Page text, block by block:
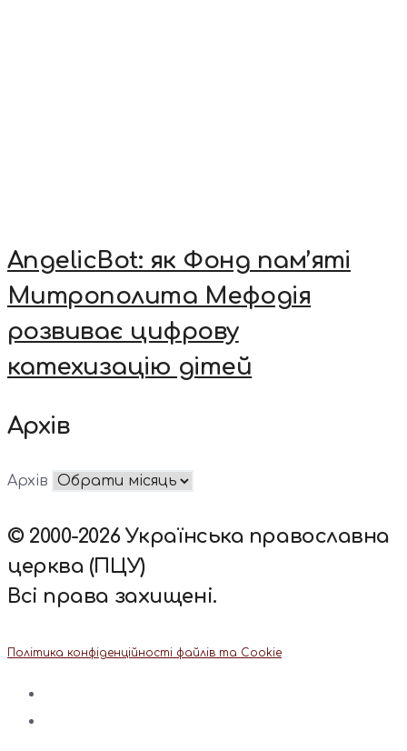
AngelicBot: як Фонд пам’яті
Митрополита Мефодія
розвиває цифрову
катехизацію дітей
Архів
Архів
© 2000-2026 Українська православна
церква (ПЦУ)
Всі права захищені.
Політика конфіденційності файлів та Cookie